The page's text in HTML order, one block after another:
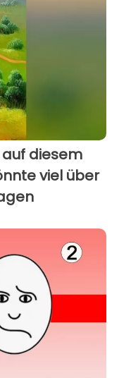
auf diesem
viel über